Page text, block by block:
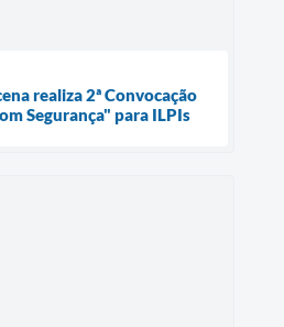
realiza 2ª Convocação
Segurança" para ILPIs